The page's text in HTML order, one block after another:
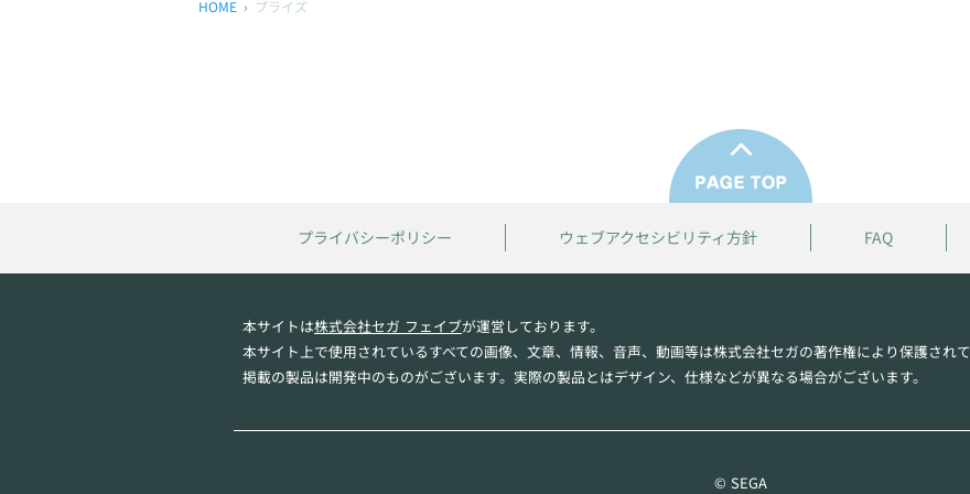
HOME プライズ
プライバシーポリシー ウェブアクセシビリティ方針 FAQ
本サイトは株式会社セガ フェイブが運営しております。
本サイト上で使用されているすべての画像、文章、情報、音声、動画等は株式会社セガの著作権により保護されて
掲載の製品は開発中のものがございます。実際の製品とはデザイン、仕様などが異なる場合がございます。
© SEGA